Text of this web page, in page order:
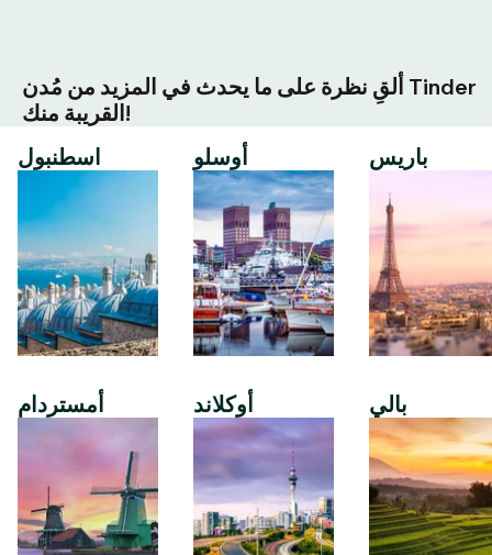
ألقِ نظرة على ما يحدث في المزيد من مُدن Tinder
القريبة منك!
اسطنبول
أمستردام
أوسلو
أوكلاند
باريس
بالي